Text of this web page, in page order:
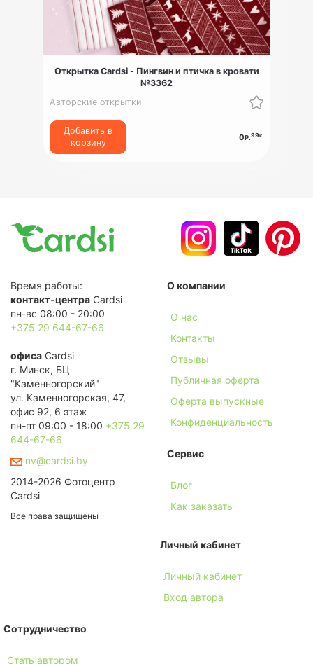
Открытка Cardsi - Пингвин и птичка в кровати
№3362
Авторские открытки
Добавить в
корзину
0Р.99к.
Время работы:
контакт-центра Cardsi
пн-вс 08:00 - 20:00
+375 29 644-67-66
офиса Cardsi
г. Минск, БЦ
"Каменногорский"
ул. Каменногорская, 47,
офис 92, 6 этаж
пн-пт 09:00 - 18:00 +375 29
644-67-66
nv@cardsi.by
2014-2026 Фотоцентр
Cardsi
Все права защищены
О компании
О нас
Контакты
Отзывы
Публичная оферта
Оферта выпускные
Конфиденциальность
Сервис
Блог
Как заказать
Личный кабинет
Личный кабинет
Вход автора
Сотрудничество
Стать автором